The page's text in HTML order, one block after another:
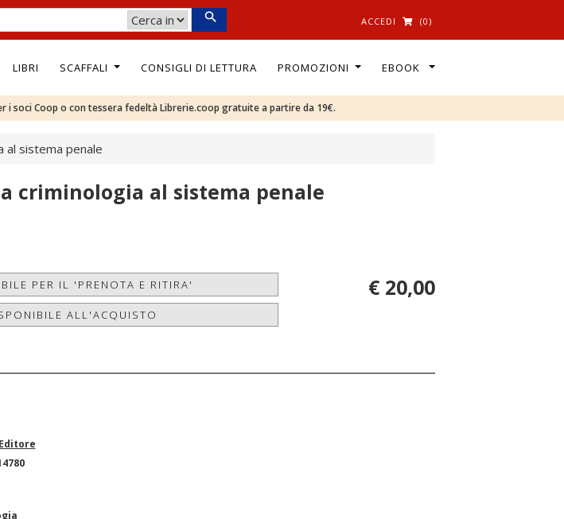
ACCEDI (0)
LIBRI SCAFFALI CONSIGLI DI LETTURA PROMOZIONI EBOOK
i soci Coop o con tessera fedeltà Librerie.coop gratuite a partire da 19€.
al sistema penale
criminologia al sistema penale
PER IL 'PRENOTA E RITIRA'
ALL'ACQUISTO
€ 20,00